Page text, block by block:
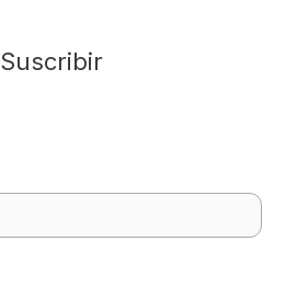
Suscribir